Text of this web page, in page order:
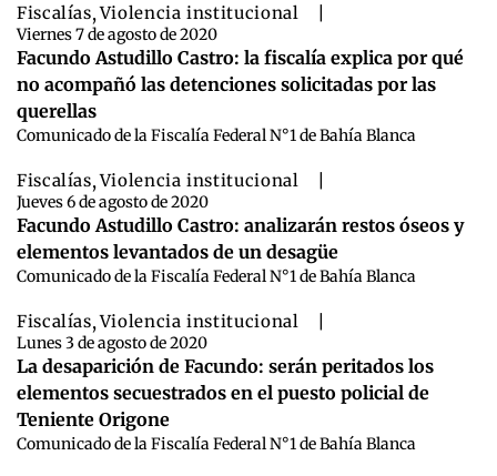
Fiscalías,Violencia institucional
Viernes 7 de agosto de 2020
Facundo Astudillo Castro: la fiscalía explica por qué
no acompañó las detenciones solicitadas por las
querellas
Comunicado de la Fiscalía Federal N°1 de Bahía Blanca
Fiscalías,Violencia institucional
Jueves 6 de agosto de 2020
Facundo Astudillo Castro: analizarán restos óseos y
elementos levantados de un desagüe
Comunicado de la Fiscalía Federal N°1 de Bahía Blanca
Fiscalías,Violencia institucional
Lunes 3 de agosto de 2020
La desaparición de Facundo: serán peritados los
elementos secuestrados en el puesto policial de
Teniente Origone
Comunicado de la Fiscalía Federal N°1 de Bahía Blanca